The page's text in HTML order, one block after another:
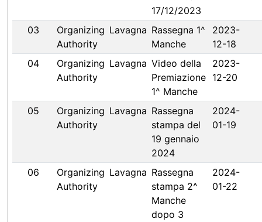
17/12/2023
03
Organizing
Authority
Lavagna Rassegna 1^
Manche
2023-
12-18
04
Organizing
Authority
Lavagna Video della
Premiazione
1^ Manche
2023-
12-20
05
Organizing
Authority
Lavagna Rassegna
stampa del
19 gennaio
2024
2024-
01-19
06
Organizing
Authority
Lavagna Rassegna
stampa 2^
Manche
dopo 3
2024-
01-22